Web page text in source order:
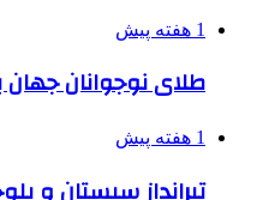
1 هفته پیش
طلای نوجوانان جهان
1 هفته پیش
تیرانداز سیستان و